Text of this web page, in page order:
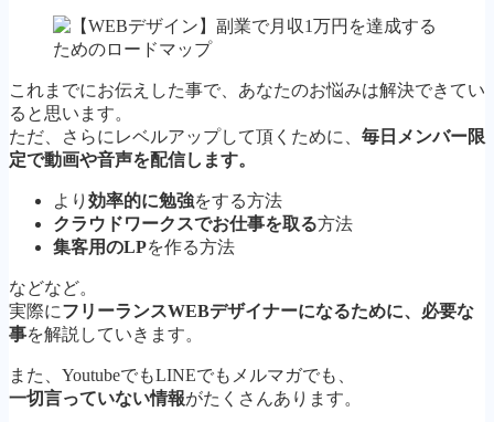
これまでにお伝えした事で、あなたのお悩みは解決できてい
ると思います。
ただ、さらにレベルアップして頂くために、 毎日メンバー限
定で動画や音声を配信します。
より 効率的に勉強をする方法
クラウドワークスでお仕事を取る方法
集客用のLPを作る方法
などなど。
実際にフリーランスWEBデザイナーになるために、必要な
事を解説していきます。
また、YoutubeでもLINEでもメルマガでも、
一切言っていない情報がたくさんあります。